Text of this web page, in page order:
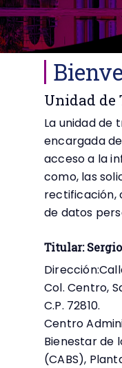
Unidad de
La unidad de
encargada
acceso a la
como, las
rectificación,
de datos
Titular:
Col. Centro,
C.P. 72810.
Centro
Bienestar de
(CABS),